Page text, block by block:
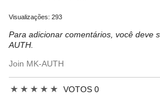
Visualizações: 293
Para adicionar comentários, você deve
AUTH.
Join MK-AUTH
★ ★ ★ ★ ★ VOTOS 0